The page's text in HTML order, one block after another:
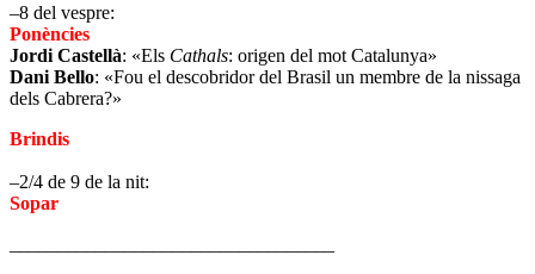
–8 del vespre:
Ponències
Jordi Castellà: «Els Cathals: origen del mot Catalunya»
Dani Bello: «Fou el descobridor del Brasil un membre de la nissaga
dels Cabrera?»
Brindis
–2/4 de 9 de la nit:
Sopar